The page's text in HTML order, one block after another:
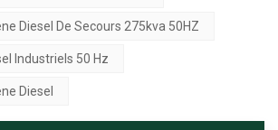
Diesel De Secours 275kva 50HZ
Industriels 50 Hz
Diesel